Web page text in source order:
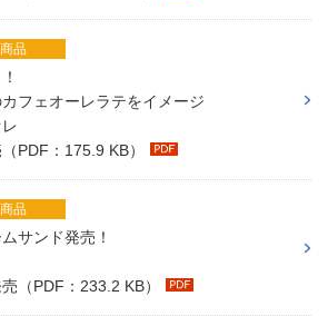
商品
フェオーレラテをイメージ
PDF：175.9 KB）
商品
サンド発売！
（PDF：233.2 KB）